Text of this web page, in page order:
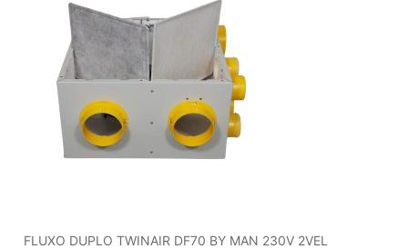
FLUXO DUPLO TWINAIR DF70 BY MAN 230V 2VEL